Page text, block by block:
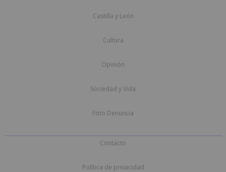
Castilla y León
Cultura
Opinión
Sociedad y Vida
Foto Denuncia
Contacto
Política de privacidad